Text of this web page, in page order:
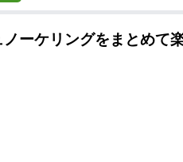
ーケリングをまとめて